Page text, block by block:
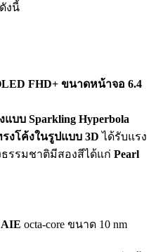
งนี้
FHD+ ขนาดหน้าจอ 6.4
แบบ Sparkling Hyperbola
งโค้งในรูปแบบ 3D ได้รับแรง
รรมชาติมีสองสีได้แก่ Pearl
AIE octa-core ขนาด 10 nm